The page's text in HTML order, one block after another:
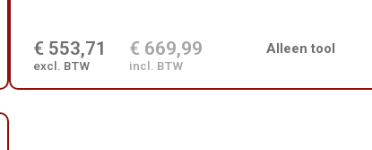
€ 553,71
excl. BTW
€ 669,99
incl. BTW
Alleen tool